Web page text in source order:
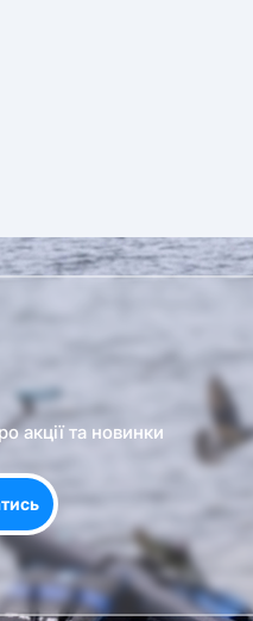
акції та новинки